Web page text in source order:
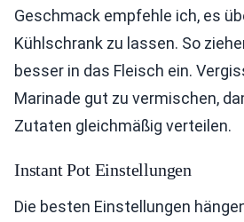
Geschmack empfehle ich, es
Kühlschrank zu lassen. So
besser in das Fleisch ein.
Marinade gut zu vermischen,
Zutaten gleichmäßig verteilen.
Instant Pot Einstellungen
Die besten Einstellungen